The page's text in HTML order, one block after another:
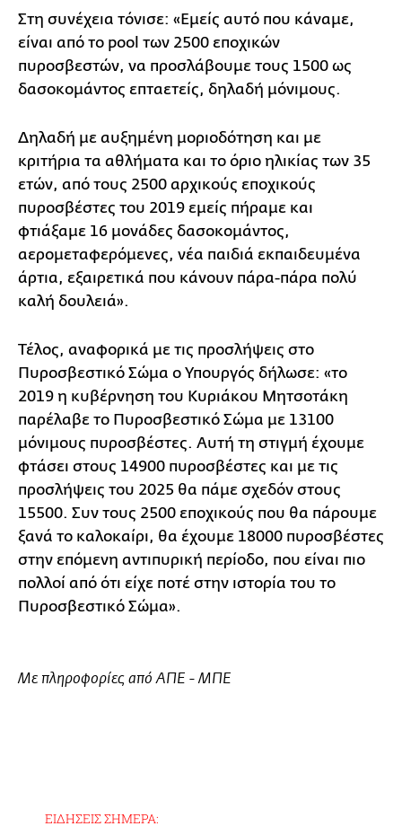
Στη συνέχεια τόνισε: «Εμείς αυτό που κάναμε,
είναι από το pool των 2500 εποχικών
πυροσβεστών, να προσλάβουμε τους 1500 ως
δασοκομάντος επταετείς, δηλαδή μόνιμους.
Δηλαδή με αυξημένη μοριοδότηση και με
κριτήρια τα αθλήματα και το όριο ηλικίας των 35
ετών, από τους 2500 αρχικούς εποχικούς
πυροσβέστες του 2019 εμείς πήραμε και
φτιάξαμε 16 μονάδες δασοκομάντος,
αερομεταφερόμενες, νέα παιδιά εκπαιδευμένα
άρτια, εξαιρετικά που κάνουν πάρα-πάρα πολύ
καλή δουλειά».
Τέλος, αναφορικά με τις προσλήψεις στο
Πυροσβεστικό Σώμα ο Υπουργός δήλωσε: «το
2019 η κυβέρνηση του Κυριάκου Μητσοτάκη
παρέλαβε το Πυροσβεστικό Σώμα με 13100
μόνιμους πυροσβέστες. Αυτή τη στιγμή έχουμε
φτάσει στους 14900 πυροσβέστες και με τις
προσλήψεις του 2025 θα πάμε σχεδόν στους
15500. Συν τους 2500 εποχικούς που θα πάρουμε
ξανά το καλοκαίρι, θα έχουμε 18000 πυροσβέστες
στην επόμενη αντιπυρική περίοδο, που είναι πιο
πολλοί από ότι είχε ποτέ στην ιστορία του το
Πυροσβεστικό Σώμα».
Με πληροφορίες από ΑΠΕ - ΜΠΕ
ΕΙΔΗΣΕΙΣ ΣΗΜΕΡΑ: